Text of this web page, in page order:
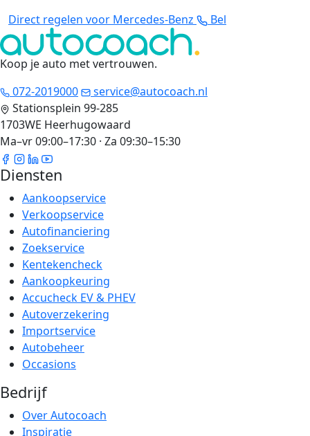
Direct regelen voor Mercedes-Benz
Bel
Koop je auto met vertrouwen.
072-2019000
service@autocoach.nl
Stationsplein 99-285
1703WE Heerhugowaard
Ma–vr 09:00–17:30 · Za 09:30–15:30
Diensten
Aankoopservice
Verkoopservice
Autofinanciering
Zoekservice
Kentekencheck
Aankoopkeuring
Accucheck EV & PHEV
Autoverzekering
Importservice
Autobeheer
Occasions
Bedrijf
Over Autocoach
Inspiratie